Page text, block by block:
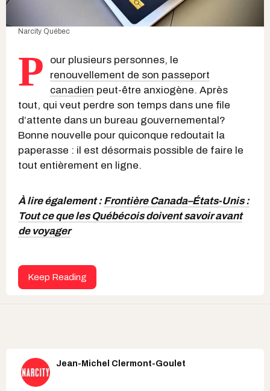
Narcity Québec
P
our plusieurs personnes, le
renouvellement de son passeport
canadien peut-être anxiogène. Après
tout, qui veut perdre son temps dans une file
d’attente dans un bureau gouvernemental?
Bonne nouvelle pour quiconque redoutait la
paperasse : il est désormais possible de faire le
tout entièrement en ligne.
À lire également :Frontière Canada–États-Unis :
Tout ce que les Québécois doivent savoir avant
de voyager
Keep Reading
Jean-Michel Clermont-Goulet